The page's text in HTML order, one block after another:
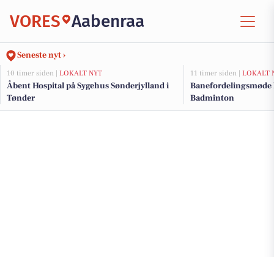
VORES Aabenraa
Seneste nyt ›
10 timer siden | LOKALT NYT
Åbent Hospital på Sygehus Sønderjylland i
Tønder
11 timer siden | LOKALT
Badminton